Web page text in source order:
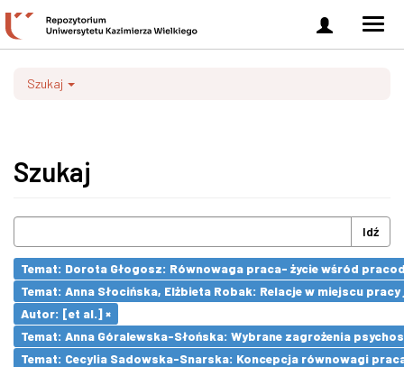
Zaloguj
się
Szukaj
Szukaj
Idź
Temat: Dorota Głogosz: Równowaga praca- życie wśród
Temat: Anna Słocińska, Elżbieta Robak: Relacje w miejscu
Autor: [et al.] ×
Temat: Anna Góralewska-Słońska: Wybrane zagrożenia
Temat: Cecylia Sadowska-Snarska: Koncepcja równowagi